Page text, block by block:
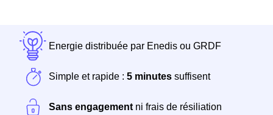
Energie distribuée par Enedis ou GRDF
Simple et rapide : 5 minutes suffisent
Sans engagement ni frais de résiliation